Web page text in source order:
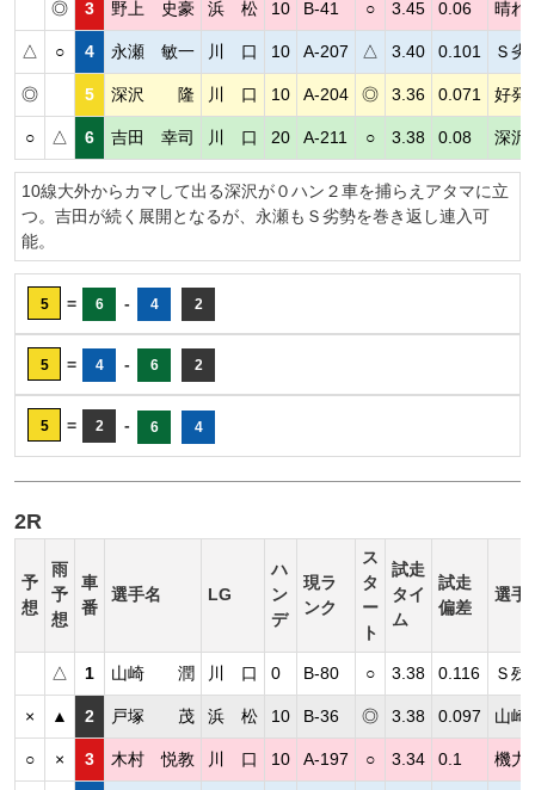
◎ 3 野上 史豪 浜 松 10 B-41 ○ 3.45 0.06 晴れ
△ ○ 4 永瀬 敏一 川 口 10 A-207 △ 3.40 0.101 Ｓ劣
◎ 5 深沢 隆 川 口 10 A-204 ◎ 3.36 0.071 好発
○ △ 6 吉田 幸司 川 口 20 A-211 ○ 3.38 0.08 深沢
10線大外からカマして出る深沢が０ハン２車を捕らえアタマに立
つ。吉田が続く展開となるが、永瀬もＳ劣勢を巻き返し連入可
能。
5 = 6 - 4 2
5 = 4 - 6 2
5 = 2 - 6 4
2R
予
想
雨
予
想
車
番
選手名 LG
ハ
ン
デ
現ラ
ンク
ス
タ
ー
ト
試走
タイ
ム
試走
偏差
選手
△ 1 山崎 潤 川 口 0 B-80 ○ 3.38 0.116 Ｓ残
× ▲ 2 戸塚 茂 浜 松 10 B-36 ◎ 3.38 0.097 山崎
○ × 3 木村 悦教 川 口 10 A-197 ○ 3.34 0.1 機力